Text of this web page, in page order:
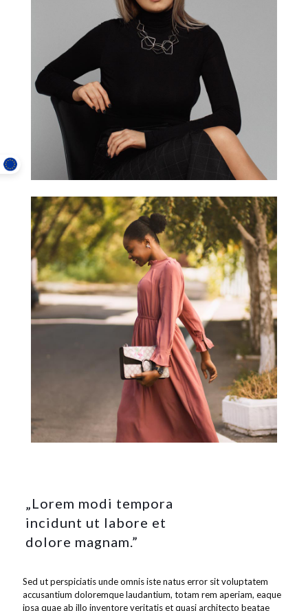
„Lorem modi tempora
incidunt ut labore et
dolore magnam.”
Sed ut perspiciatis unde omnis iste natus error sit voluptatem
accusantium doloremque laudantium, totam rem aperiam, eaque
ipsa quae ab illo inventore veritatis et quasi architecto beatae